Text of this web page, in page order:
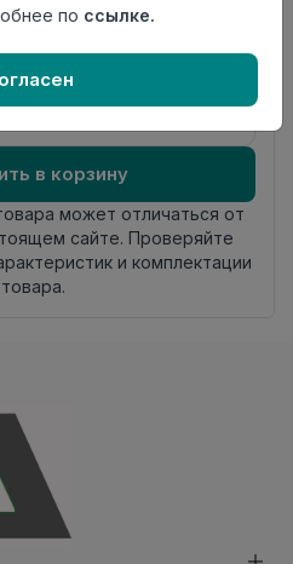
в корзину
может отличаться от
сайте. Проверяйте
и комплектации
по ссылке.